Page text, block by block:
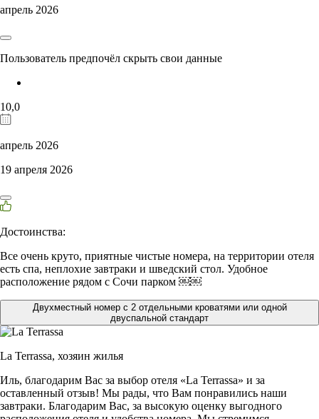
апрель 2026
Пользователь предпочёл скрыть свои данные
10,0
апрель 2026
19 апреля 2026
Достоинства:
Все очень круто, приятные чистые номера, на территории отеля
есть спа, неплохие завтраки и шведский стол. Удобное
расположение рядом с Сочи парком ￼￼
Двухместный номер с 2 отдельными кроватями или одной
двуспальной стандарт
La Terrassa, хозяин жилья
Иль, благодарим Вас за выбор отеля «La Terrassa» и за
оставленный отзыв! Мы рады, что Вам понравились наши
завтраки. Благодарим Вас, за высокую оценку выгодного